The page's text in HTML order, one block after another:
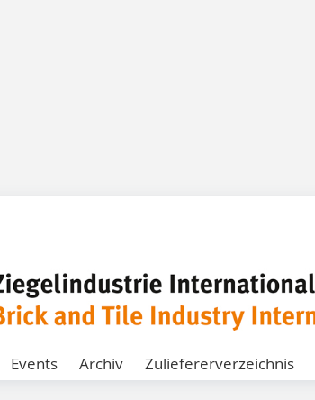
Events Archiv Zuliefererverzeichnis